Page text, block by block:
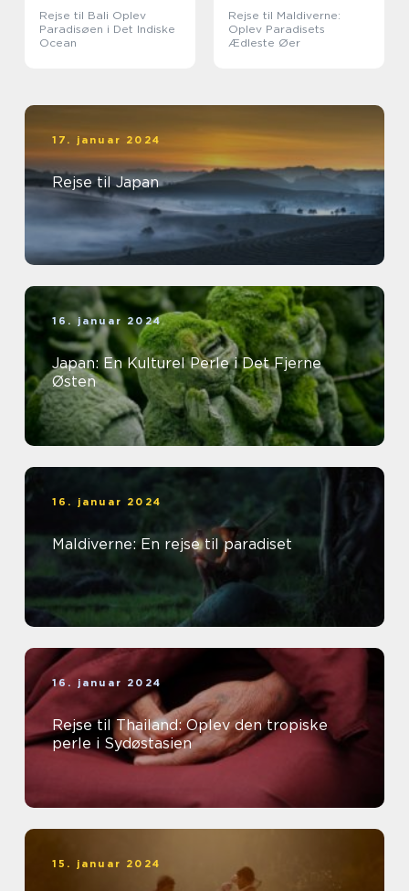
Rejse til Bali Oplev
Paradisøen i Det Indiske
Ocean
Rejse til Maldiverne:
Oplev Paradisets
Ædleste Øer
17. januar 2024
Rejse til Japan
16. januar 2024
Japan: En Kulturel Perle i Det Fjerne
Østen
16. januar 2024
Maldiverne: En rejse til paradiset
16. januar 2024
Rejse til Thailand: Oplev den tropiske
perle i Sydøstasien
15. januar 2024